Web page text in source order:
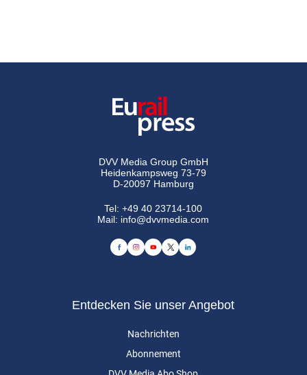
DVV Media Group GmbH
Heidenkampsweg 73-79
D-20097 Hamburg
Tel:+49 40 23714-100
Mail: info@dvvmedia.com
Entdecken Sie unser Angebot
Nachrichten
Abonnement